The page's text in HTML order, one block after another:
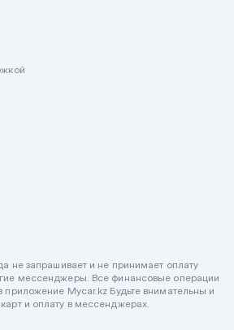
не запрашивает и не принимает оплату
мессенджеры. Все финансовые операции
приложение Mycar.kz Будьте внимательны и
и оплату в мессенджерах.